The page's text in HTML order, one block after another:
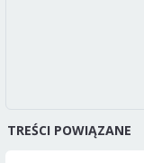
TREŚCI POWIĄZANE